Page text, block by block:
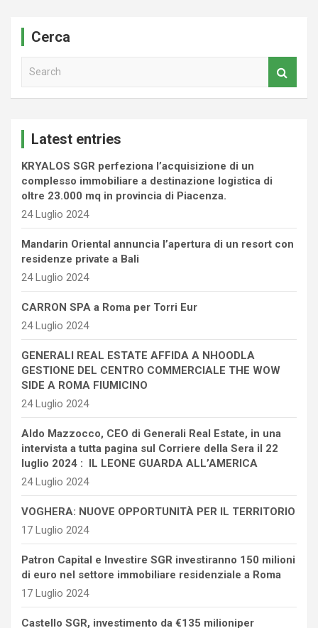
Cerca
Latest entries
KRYALOS SGR perfeziona l’acquisizione di un
complesso immobiliare a destinazione logistica di
oltre 23.000 mq in provincia di Piacenza.
24 Luglio 2024
Mandarin Oriental annuncia l’apertura di un resort con
residenze private a Bali
24 Luglio 2024
CARRON SPA a Roma per Torri Eur
24 Luglio 2024
GENERALI REAL ESTATE AFFIDA A NHOODLA
GESTIONE DEL CENTRO COMMERCIALE THE WOW
SIDE A ROMA FIUMICINO
24 Luglio 2024
Aldo Mazzocco, CEO di Generali Real Estate, in una
intervista a tutta pagina sul Corriere della Sera il 22
luglio 2024 : IL LEONE GUARDA ALL’AMERICA
24 Luglio 2024
VOGHERA: NUOVE OPPORTUNITÀ PER IL TERRITORIO
17 Luglio 2024
Patron Capital e Investire SGR investiranno 150 milioni
di euro nel settore immobiliare residenziale a Roma
17 Luglio 2024
Castello SGR, investimento da €135 milioniper